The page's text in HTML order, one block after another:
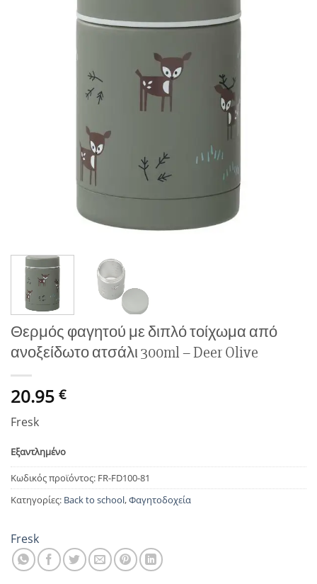
Θερμός φαγητού με διπλό τοίχωμα από
ανοξείδωτο ατσάλι 300ml – Deer Olive
20.95 €
Fresk
Εξαντλημένο
Κωδικός προϊόντος: FR-FD100-81
Κατηγορίες: Back to school,Φαγητοδοχεία
Fresk